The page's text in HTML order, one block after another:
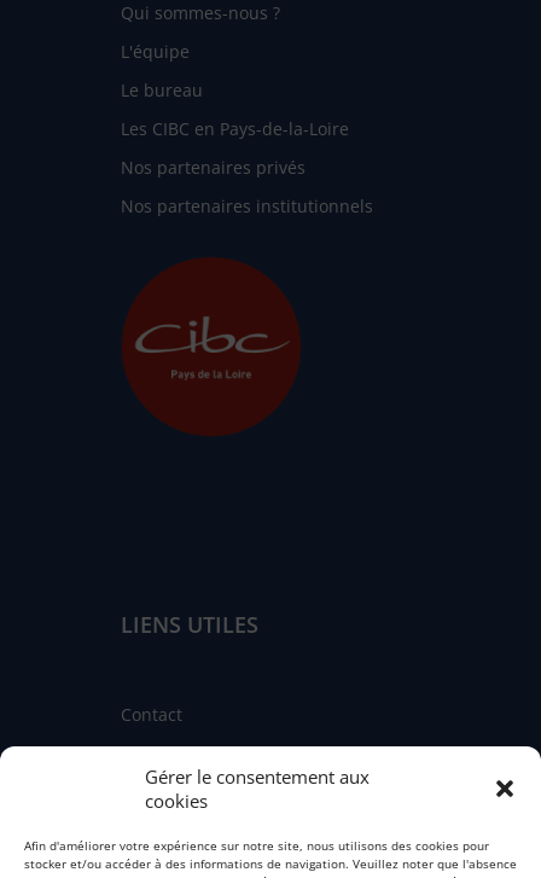
Gérer le consentement aux
cookies
Afin d'améliorer votre expérience sur notre site, nous utilisons des cookies pour
stocker et/ou accéder à des informations de navigation. Veuillez noter que l'absence
Qui sommes-nous ?
L'équipe
Le bureau
Les CIBC en Pays-de-la-Loire
Nos partenaires privés
Nos partenaires institutionnels
LIENS UTILES
Contact
Linkedin
Facebook
Fédération nationale des CIBC